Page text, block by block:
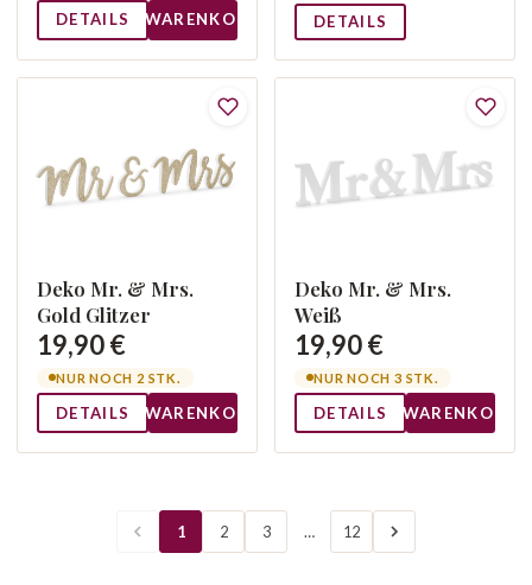
DETAILS WARENKORB DETAILS
Deko Mr. & Mrs.
Gold Glitzer
19,90 €
NUR NOCH 2 STK.
DETAILS WARENKORB
Deko Mr. & Mrs.
Weiß
19,90 €
NUR NOCH 3 STK.
DETAILS WARENKORB
1 2 3 … 12